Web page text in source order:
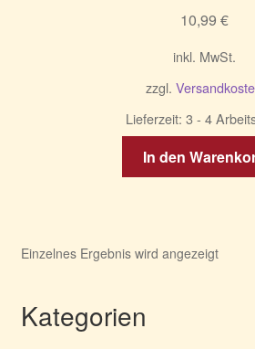
10,99 €
inkl. MwSt.
zzgl.
Lieferzeit: 3 - 4
In den
Einzelnes Ergebnis wird angezeigt
Kategorien